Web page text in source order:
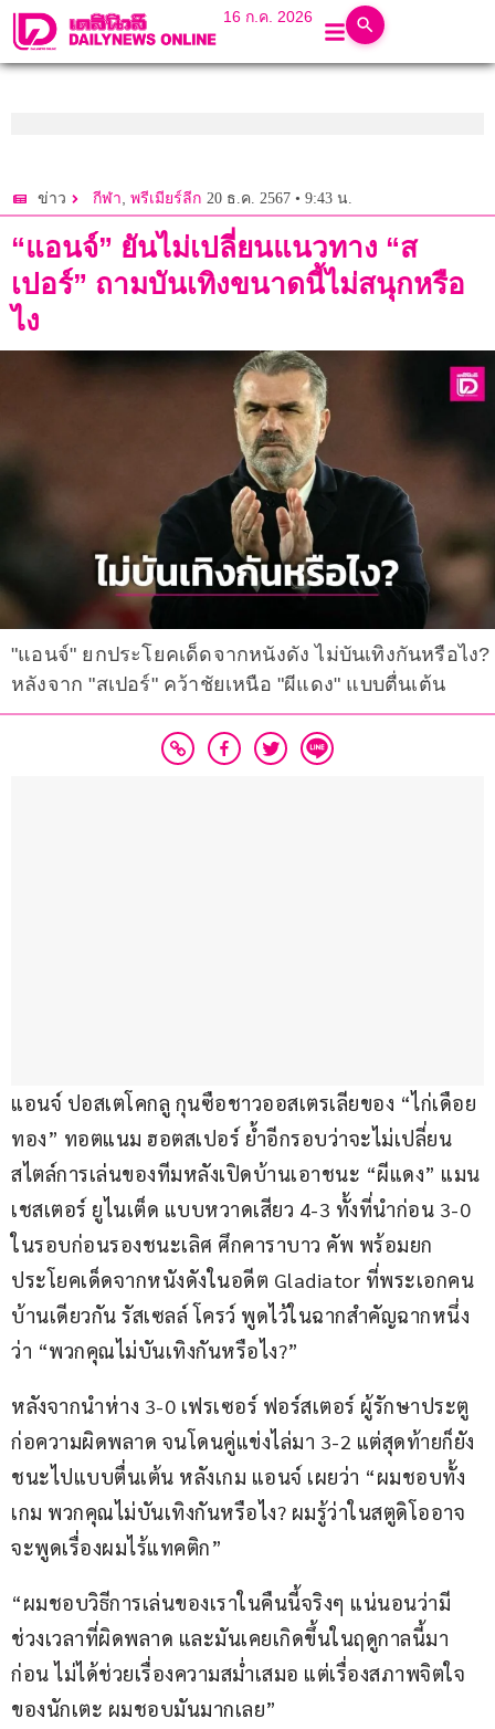
16 ก.ค. 2026
ข่าว กีฬา, พรีเมียร์ลีก 20 ธ.ค. 2567 • 9:43 น.
“แอนจ์” ยันไม่เปลี่ยนแนวทาง “ส
เปอร์” ถามบันเทิงขนาดนี้ไม่สนุกหรือ
ไง
"แอนจ์" ยกประโยคเด็ดจากหนังดัง ไม่บันเทิงกันหรือไง?
หลังจาก "สเปอร์" คว้าชัยเหนือ "ผีแดง" แบบตื่นเต้น
แอนจ์ ปอสเตโคกลู กุนซือชาวออสเตรเลียของ “ไก่เดือย
ทอง” ทอตแนม ฮอตสเปอร์ ย้ำอีกรอบว่าจะไม่เปลี่ยน
สไตล์การเล่นของทีมหลังเปิดบ้านเอาชนะ “ผีแดง” แมน
เชสเตอร์ ยูไนเต็ด แบบหวาดเสียว 4-3 ทั้งที่นำก่อน 3-0
ในรอบก่อนรองชนะเลิศ ศึกคาราบาว คัพ พร้อมยก
ประโยคเด็ดจากหนังดังในอดีต Gladiator ที่พระเอกคน
บ้านเดียวกัน รัสเซลล์ โครว์ พูดไว้ในฉากสำคัญฉากหนึ่ง
ว่า “พวกคุณไม่บันเทิงกันหรือไง?”
หลังจากนำห่าง 3-0 เฟรเซอร์ ฟอร์สเตอร์ ผู้รักษาประตู
ก่อความผิดพลาด จนโดนคู่แข่งไล่มา 3-2 แต่สุดท้ายก็ยัง
ชนะไปแบบตื่นเต้น หลังเกม แอนจ์ เผยว่า “ผมชอบทั้ง
เกม พวกคุณไม่บันเทิงกันหรือไง? ผมรู้ว่าในสตูดิโออาจ
จะพูดเรื่องผมไร้แทคติก”
“ผมชอบวิธีการเล่นของเราในคืนนี้จริงๆ แน่นอนว่ามี
ช่วงเวลาที่ผิดพลาด และมันเคยเกิดขึ้นในฤดูกาลนี้มา
ก่อน ไม่ได้ช่วยเรื่องความสม่ำเสมอ แต่เรื่องสภาพจิตใจ
ของนักเตะ ผมชอบมันมากเลย”